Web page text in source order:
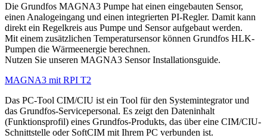
Die Grundfos MAGNA3 Pumpe hat einen eingebauten Sensor,
einen Analogeingang und einen integrierten PI-Regler. Damit kann
direkt ein Regelkreis aus Pumpe und Sensor aufgebaut werden.
Mit einem zusätzlichen Temperatursensor können Grundfos HLK-
Pumpen die Wärmeenergie berechnen.
Nutzen Sie unseren MAGNA3 Sensor Installationsguide.
MAGNA3 mit RPI T2
Das PC-Tool CIM/CIU ist ein Tool für den Systemintegrator und
das Grundfos-Servicepersonal. Es zeigt den Dateninhalt
(Funktionsprofil) eines Grundfos-Produkts, das über eine CIM/CIU-
Schnittstelle oder SoftCIM mit Ihrem PC verbunden ist.